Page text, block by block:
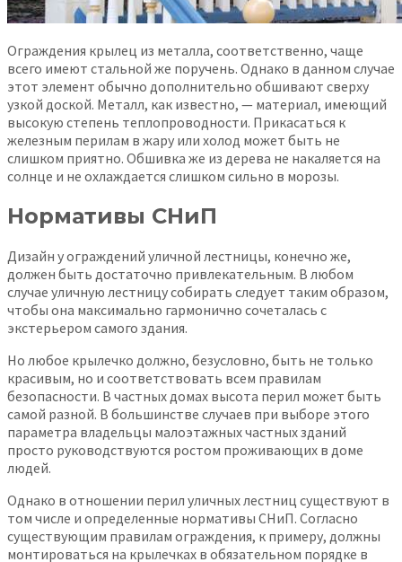
Ограждения крылец из металла, соответственно, чаще
всего имеют стальной же поручень. Однако в данном случае
этот элемент обычно дополнительно обшивают сверху
узкой доской. Металл, как известно, — материал, имеющий
высокую степень теплопроводности. Прикасаться к
железным перилам в жару или холод может быть не
слишком приятно. Обшивка же из дерева не накаляется на
солнце и не охлаждается слишком сильно в морозы.
Нормативы СНиП
Дизайн у ограждений уличной лестницы, конечно же,
должен быть достаточно привлекательным. В любом
случае уличную лестницу собирать следует таким образом,
чтобы она максимально гармонично сочеталась с
экстерьером самого здания.
Но любое крылечко должно, безусловно, быть не только
красивым, но и соответствовать всем правилам
безопасности. В частных домах высота перил может быть
самой разной. В большинстве случаев при выборе этого
параметра владельцы малоэтажных частных зданий
просто руководствуются ростом проживающих в доме
людей.
Однако в отношении перил уличных лестниц существуют в
том числе и определенные нормативы СНиП. Согласно
существующим правилам ограждения, к примеру, должны
монтироваться на крылечках в обязательном порядке в